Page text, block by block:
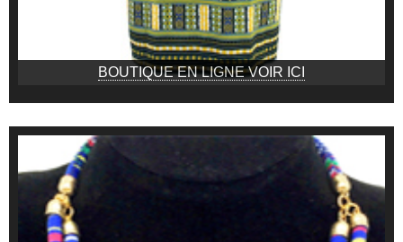
BOUTIQUE EN LIGNE VOIR ICI